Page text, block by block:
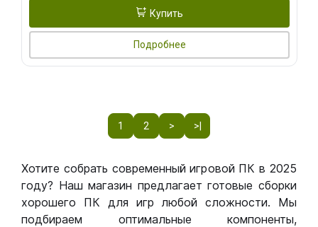
Купить
Подробнее
1 2 > >|
Хотите собрать современный игровой ПК в 2025
году? Наш магазин предлагает готовые сборки
хорошего ПК для игр любой сложности. Мы
подбираем оптимальные компоненты,